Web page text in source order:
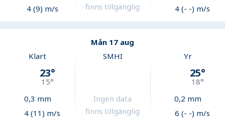
4 (9) m/s
finns tillgänglig
4 (- -) m/s
Mån 17 aug
Klart
23°
15°
0,3 mm
4 (11) m/s
SMHI
Ingen data
finns tillgänglig
Yr
25°
18°
0,2 mm
6 (- -) m/s